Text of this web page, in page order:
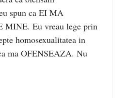
spun ca EI MA
MINE. Eu vreau lege prin
homosexualitatea in
ma OFENSEAZA. Nu